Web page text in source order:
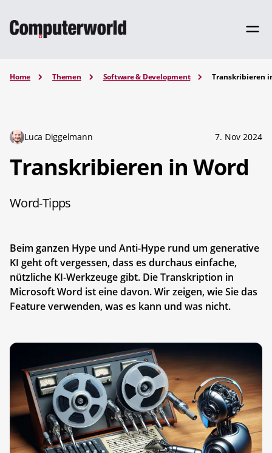
Home Themen Software & Development Transkribieren
Luca Diggelmann 7. Nov 2024
Transkribieren in Word
Word-Tipps
Beim ganzen Hype und Anti-Hype rund um generative
KI geht oft vergessen, dass es durchaus einfache,
nützliche KI-Werkzeuge gibt. Die Transkription in
Microsoft Word ist eine davon. Wir zeigen, wie Sie das
Feature verwenden, was es kann und was nicht.